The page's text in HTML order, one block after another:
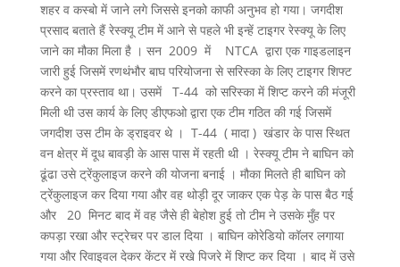
शहर व कस्बो में जाने लगे जिससे इनको काफी अनुभव हो गया। जगदीश
प्रसाद बताते हैं रेस्क्यू टीम में आने से पहले भी इन्हें टाइगर रेस्क्यू के लिए
जाने का मौका मिला है । सन 2009 में NTCA द्वारा एक गाइडलाइन
जारी हुई जिसमें रणथंभौर बाघ परियोजना से सरिस्का के लिए टाइगर शिफ्ट
करने का प्रस्ताव था। उसमें T-44 को सरिस्का में शिप्ट करने की मंजूरी
मिली थी उस कार्य के लिए डीएफओ द्वारा एक टीम गठित की गई जिसमें
जगदीश उस टीम के ड्राइवर थे । T-44 ( मादा ) खंडार के पास स्थित
वन क्षेत्र में दूध बावड़ी के आस पास में रहती थी । रेस्क्यू टीम ने बाघिन को
ढूंढा उसे ट्रेंकुलाइज करने की योजना बनाई । मौका मिलते ही बाघिन को
ट्रेंकुलाइज कर दिया गया और वह थोड़ी दूर जाकर एक पेड़ के पास बैठ गई
और 20 मिनट बाद में वह जैसे ही बेहोश हुई तो टीम ने उसके मुँह पर
कपड़ा रखा और स्ट्रेचर पर डाल दिया । बाघिन कोरेडियो कॉलर लगाया
गया और रिवाइवल देकर केंटर में रखे पिजरे में शिप्ट कर दिया । बाद में उसे